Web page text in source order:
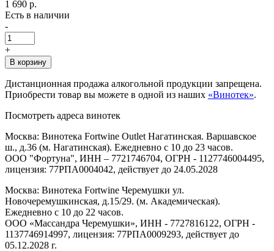
1 690 р.
Есть в наличии
-
+
В корзину
Дистанционная продажа алкогольной продукции запрещена.
Приобрести товар вы можете в одной из наших «Винотек».
Посмотреть адреса винотек
Москва: Винотека Fortwine Outlet Нагатинская. Варшавское
ш., д.36 (м. Нагатинская). Ежедневно с 10 до 23 часов.
ООО "Фортуна", ИНН – 7721746704, ОГРН - 1127746004495,
лицензия: 77РПА0004042, действует до 24.05.2028
Москва: Винотека Fortwine Черемушки ул.
Новочеремушкинская, д.15/29. (м. Академическая).
Ежедневно с 10 до 22 часов.
ООО «Массандра Черемушки», ИНН - 7727816122, ОГРН -
1137746914997, лицензия: 77РПА0009293, действует до
05.12.2028 г.